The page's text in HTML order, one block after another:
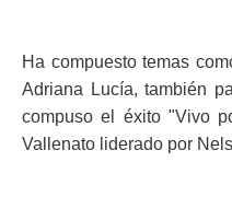
Ha compuesto temas
Adriana Lucía, también
compuso el éxito "Vivo
Vallenato liderado por